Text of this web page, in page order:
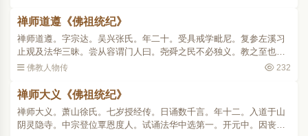
禅师道遵《佛祖统纪》
禅师道遵。字宗达。吴兴张氏。年二十。受具戒学毗尼。复参左溪习
止观及法华三昧。尝从容谓门人曰。尧舜之民不必独义。教之至也。
教若不至民何咎焉。乃广写法华。置经院于姑苏支硎山。举高行沙门
佛教人物传 232
禅师大义《佛祖统纪》
禅师大义。萧山徐氏。七岁授经传。日诵数千言。年十二。入道于山
阴灵隐寺。中宗登位覃恩度人。试诵法华中选第一。开元中。因丧亲